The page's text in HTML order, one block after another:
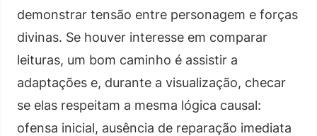
demonstrar tensão entre personagem e forças
divinas. Se houver interesse em comparar
leituras, um bom caminho é assistir a
adaptações e, durante a visualização, checar
se elas respeitam a mesma lógica causal:
ofensa inicial, ausência de reparação imediata